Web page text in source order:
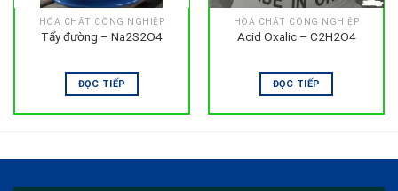
HÓA CHẤT CÔNG NGHIỆP
Tẩy đường – Na2S2O4
ĐỌC TIẾP
HÓA CHẤT CÔNG NGHIỆP
Acid Oxalic – C2H2O4
ĐỌC TIẾP